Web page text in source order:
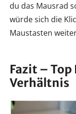
du das Mausrad
würde sich die
Maustasten
Fazit –
Verhältnis